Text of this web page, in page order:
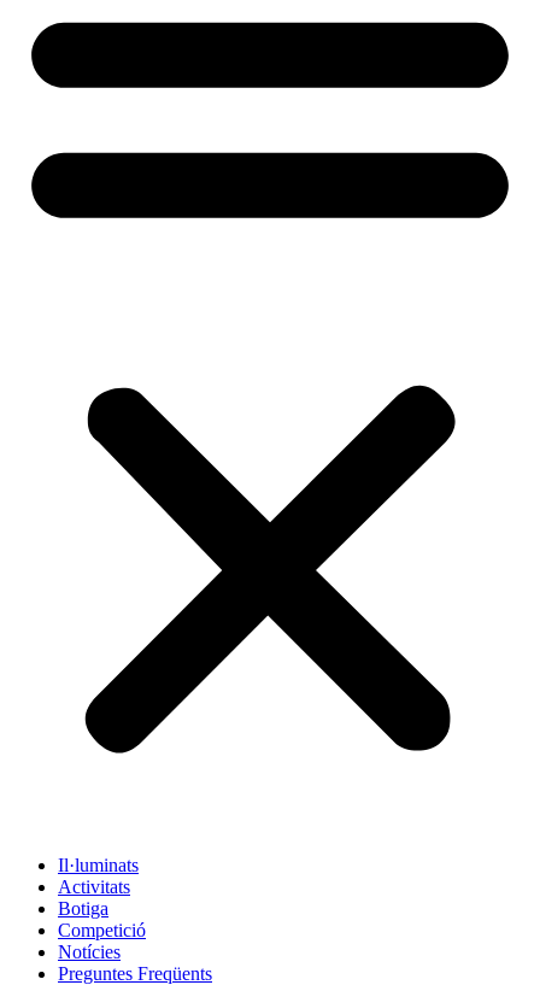
Il·luminats
Activitats
Botiga
Competició
Notícies
Preguntes Freqüents